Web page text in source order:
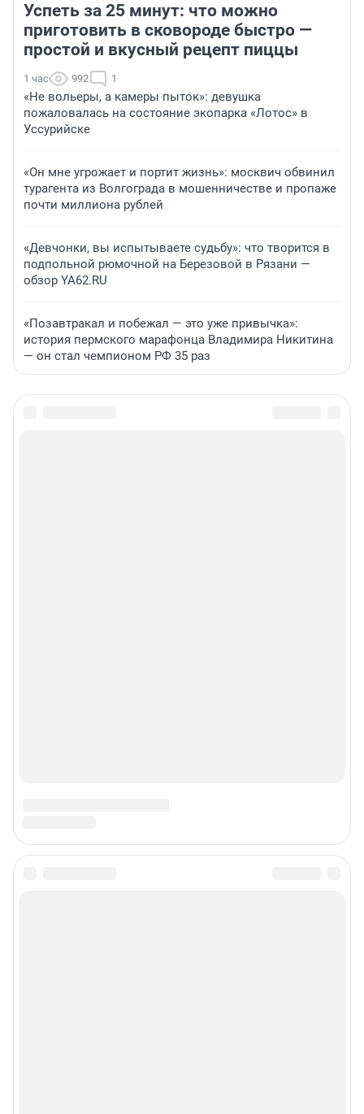
Успеть за 25 минут: что можно
приготовить в сковороде быстро —
простой и вкусный рецепт пиццы
1 час 992 1
«Не вольеры, а камеры пыток»: девушка
пожаловалась на состояние экопарка «Лотос» в
Уссурийске
«Он мне угрожает и портит жизнь»: москвич обвинил
турагента из Волгограда в мошенничестве и пропаже
почти миллиона рублей
«Девчонки, вы испытываете судьбу»: что творится в
подпольной рюмочной на Березовой в Рязани —
обзор YA62.RU
«Позавтракал и побежал — это уже привычка»:
история пермского марафонца Владимира Никитина
— он стал чемпионом РФ 35 раз